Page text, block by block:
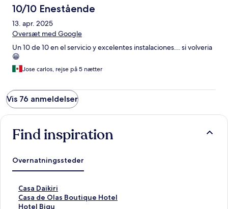
10/10 Enestående
13. apr. 2025
Oversæt med Google
Un 10 de 10 en el servicio y excelentes instalaciones... si volveria
😁
Jose carlos, rejse på 5 nætter
Vis 76 anmeldelser
Find inspiration
Overnatningssteder
Casa Daikiri
L
i
n
Casa de Olas Boutique Hotel
L
iHotel Bigu
L